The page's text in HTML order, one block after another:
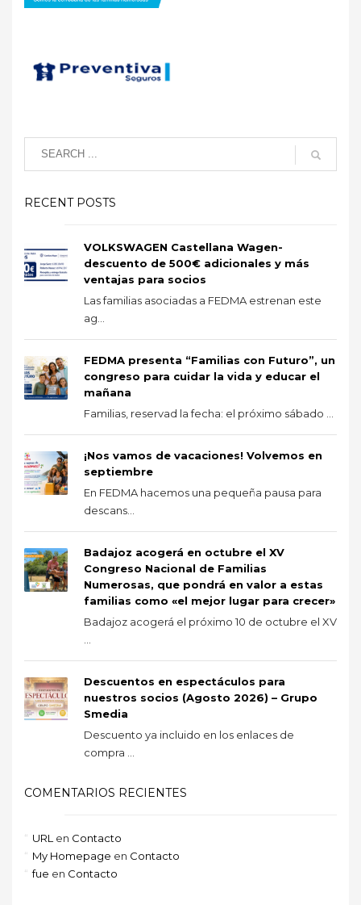
RECENT POSTS
VOLKSWAGEN Castellana Wagen-
descuento de 500€ adicionales y más
ventajas para socios
Las familias asociadas a FEDMA estrenan este
ag...
FEDMA presenta “Familias con Futuro”, un
congreso para cuidar la vida y educar el
mañana
Familias, reservad la fecha: el próximo sábado ...
¡Nos vamos de vacaciones! Volvemos en
septiembre
En FEDMA hacemos una pequeña pausa para
descans...
Badajoz acogerá en octubre el XV
Congreso Nacional de Familias
Numerosas, que pondrá en valor a estas
familias como «el mejor lugar para crecer»
Badajoz acogerá el próximo 10 de octubre el XV
Descuentos en espectáculos para
nuestros socios (Agosto 2026) – Grupo
Smedia
Descuento ya incluido en los enlaces de
compra ...
COMENTARIOS RECIENTES
URL en Contacto
My Homepage en Contacto
fue en Contacto